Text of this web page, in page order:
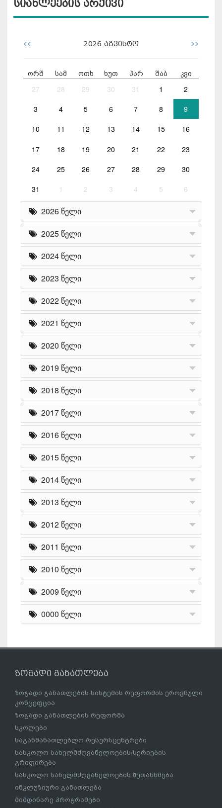
სიახლეების არქივი
<< 2026 აგვისტო >>
ორშ სამ ოთხ ხუთ პარ შაბ კვი
27 28 29 30 31 1 2
3 4 5 6 7 8 9
10 11 12 13 14 15 16
17 18 19 20 21 22 23
24 25 26 27 28 29 30
31 1 2 3 4 5 6
2026 წელი
2025 წელი
2024 წელი
2023 წელი
2022 წელი
2021 წელი
2020 წელი
2019 წელი
2018 წელი
2017 წელი
2016 წელი
2015 წელი
2014 წელი
2013 წელი
2012 წელი
2011 წელი
2010 წელი
2009 წელი
0000 წელი
ზოგადი განათლება
ზოგადი განათლების სისტემის რეფორმის ეროვნული
კონცეფცია
ზოგადი განათლების რეფორმა
სკოლები
საგანმანათლებლო რესურსცენტრები
სასკოლო სახელმძღვანელოების/სერიების
გრიფირება
სასკოლო სახელმძღვანელოების შეთანხმება
ინკლუზიური განათლება
მიმდინარე პროგრამები